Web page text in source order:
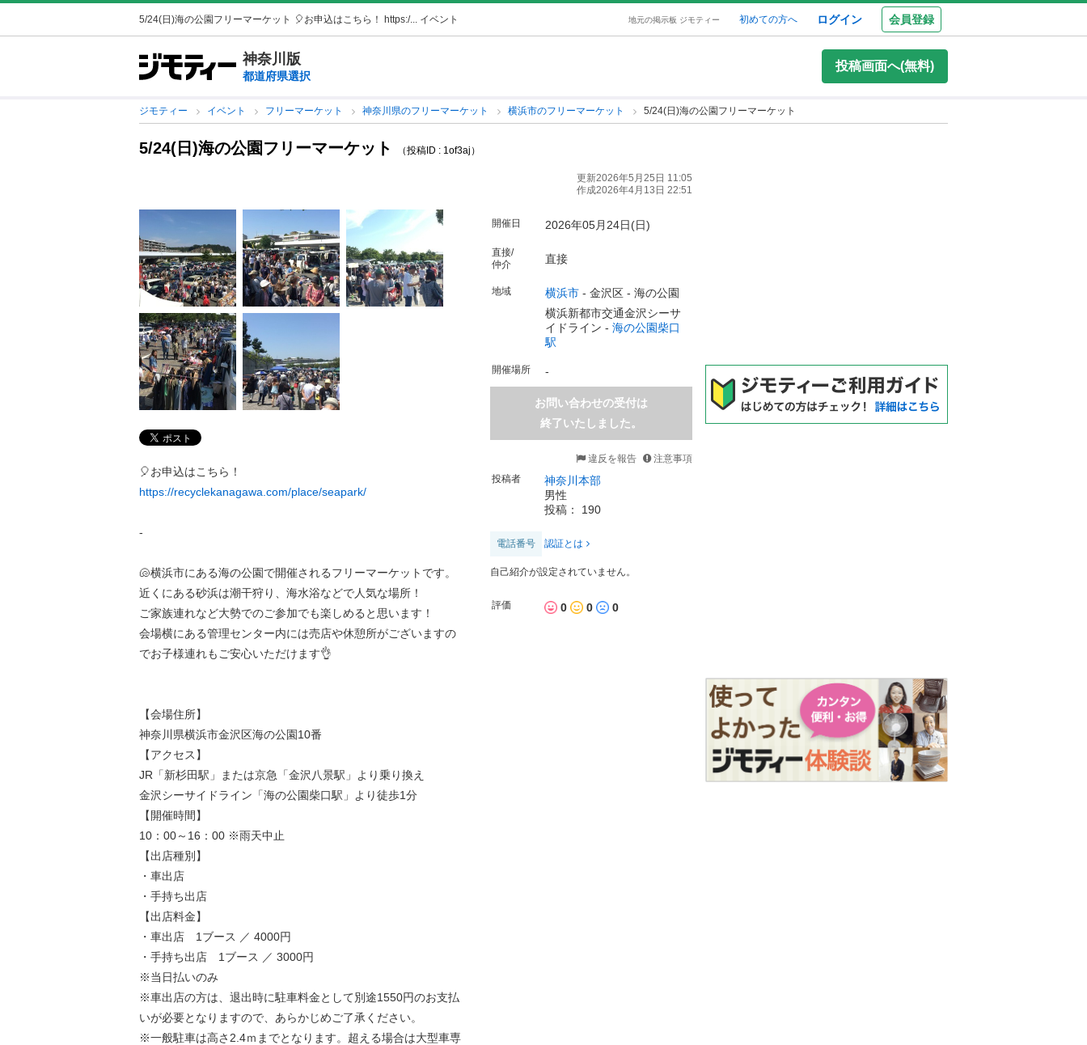
5/24(日)海の公園フリーマーケット 🎈お申込はこちら！ https:/... イベント 地元の掲示板 ジモティー 初めての方へ ログイン 会員登録
神奈川版
都道府県選択
投稿画面へ(無料)
ジモティー イベント フリーマーケット 神奈川県のフリーマーケット 横浜市のフリーマーケット 5/24(日)海の公園フリーマーケット
5/24(日)海の公園フリーマーケット （投稿ID : 1of3aj）
更新2026年5月25日 11:05
作成2026年4月13日 22:51
🎈お申込はこちら！
https://recyclekanagawa.com/place/seapark/
-
🐚横浜市にある海の公園で開催されるフリーマーケットです。
近くにある砂浜は潮干狩り、海水浴などで人気な場所！
ご家族連れなど大勢でのご参加でも楽しめると思います！
会場横にある管理センター内には売店や休憩所がございますの
でお子様連れもご安心いただけます👌
【会場住所】
神奈川県横浜市金沢区海の公園10番
【アクセス】
JR「新杉田駅」または京急「金沢八景駅」より乗り換え
金沢シーサイドライン「海の公園柴口駅」より徒歩1分
【開催時間】
10：00～16：00 ※雨天中止
【出店種別】
・車出店
・手持ち出店
【出店料金】
・車出店 1ブース ／ 4000円
・手持ち出店 1ブース ／ 3000円
※当日払いのみ
※車出店の方は、退出時に駐車料金として別途1550円のお支払
いが必要となりますので、あらかじめご了承ください。
※一般駐車は高さ2.4ｍまでとなります。超える場合は大型車専
開催日 2026年05月24日(日)
直接/
仲介
直接
地域 横浜市 - 金沢区 - 海の公園
横浜新都市交通金沢シーサ
イドライン - 海の公園柴口
駅
開催場所 -
お問い合わせの受付は
終了いたしました。
違反を報告
注意事項
投稿者
神奈川本部
男性
投稿： 190
電話番号 認証とは
自己紹介が設定されていません。
評価 0 0 0